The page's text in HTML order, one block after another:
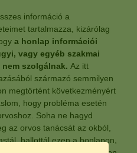
információ a
tartalmazza, kizárólag
a honlap információi
vagy egyéb szakmai
szolgálnak. Az itt
származó semmilyen
megtörtént következményért
hogy probléma esetén
Soha ne hagyd
az orvos tanácsát az okból,
hallottál ezen a honlapon,